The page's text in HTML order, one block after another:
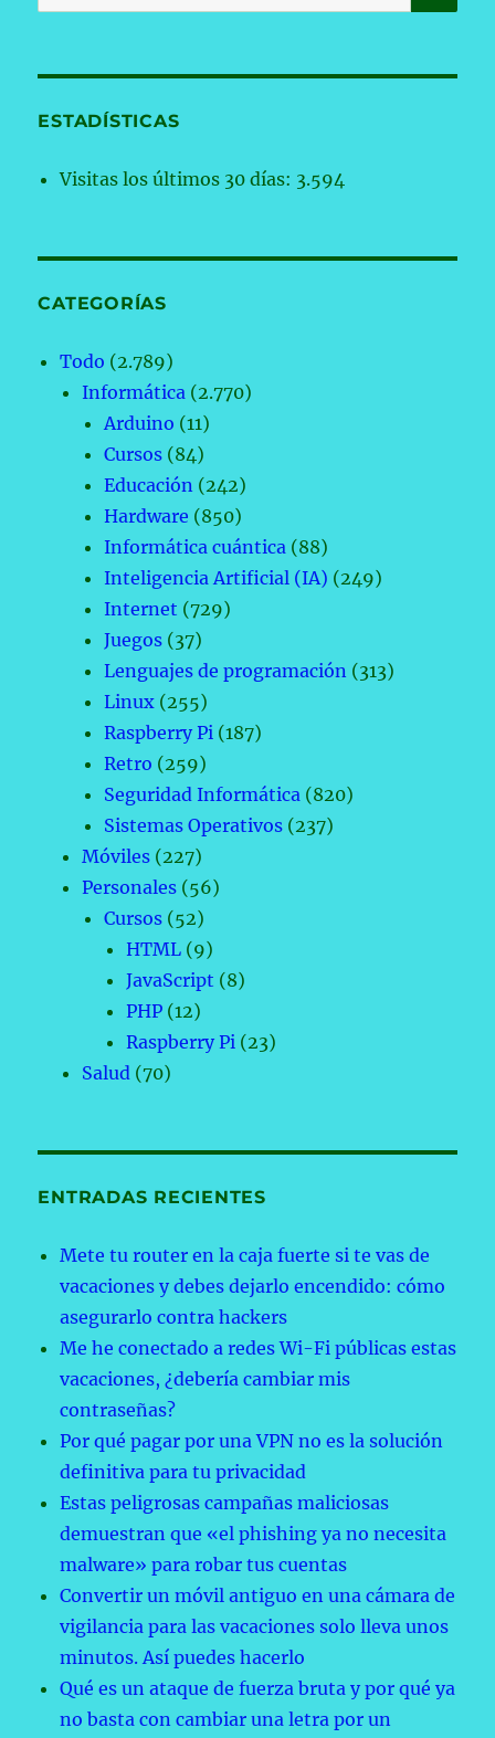
por:
ESTADÍSTICAS
Visitas los últimos 30 días: 3.594
CATEGORÍAS
Todo (2.789)
Informática (2.770)
Arduino (11)
Cursos (84)
Educación (242)
Hardware (850)
Informática cuántica (88)
Inteligencia Artificial (IA) (249)
Internet (729)
Juegos (37)
Lenguajes de programación (313)
Linux (255)
Raspberry Pi (187)
Retro (259)
Seguridad Informática (820)
Sistemas Operativos (237)
Móviles (227)
Personales (56)
Cursos (52)
HTML (9)
JavaScript (8)
PHP (12)
Raspberry Pi (23)
Salud (70)
ENTRADAS RECIENTES
Mete tu router en la caja fuerte si te vas de
vacaciones y debes dejarlo encendido: cómo
asegurarlo contra hackers
Me he conectado a redes Wi-Fi públicas estas
vacaciones, ¿debería cambiar mis
contraseñas?
Por qué pagar por una VPN no es la solución
definitiva para tu privacidad
Estas peligrosas campañas maliciosas
demuestran que «el phishing ya no necesita
malware» para robar tus cuentas
Convertir un móvil antiguo en una cámara de
vigilancia para las vacaciones solo lleva unos
minutos. Así puedes hacerlo
Qué es un ataque de fuerza bruta y por qué ya
no basta con cambiar una letra por un